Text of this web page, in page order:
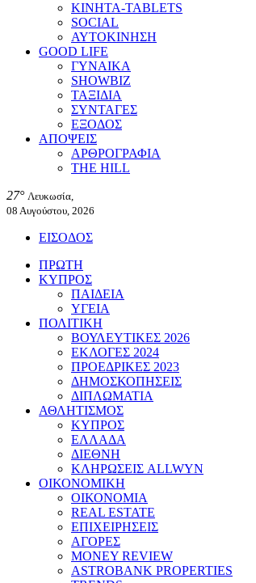
ΚΙΝΗΤΑ-TABLETS
SOCIAL
ΑΥΤΟΚΙΝΗΣΗ
GOOD LIFE
ΓΥΝΑΙΚΑ
SHOWBIZ
ΤΑΞΙΔΙΑ
ΣΥΝΤΑΓΕΣ
ΕΞΟΔΟΣ
ΑΠΟΨΕΙΣ
ΑΡΘΡΟΓΡΑΦΙΑ
THE HILL
27° Λευκωσία,
08 Αυγούστου, 2026
ΕΙΣΟΔΟΣ
ΠΡΩΤΗ
ΚΥΠΡΟΣ
ΠΑΙΔΕΙΑ
ΥΓΕΙΑ
ΠΟΛΙΤΙΚΗ
ΒΟΥΛΕΥΤΙΚΕΣ 2026
ΕΚΛΟΓΕΣ 2024
ΠΡΟΕΔΡΙΚΕΣ 2023
ΔΗΜΟΣΚΟΠΗΣΕΙΣ
ΔΙΠΛΩΜΑΤΙΑ
ΑΘΛΗΤΙΣΜΟΣ
ΚΥΠΡΟΣ
ΕΛΛΑΔΑ
ΔΙΕΘΝΗ
ΚΛΗΡΩΣΕΙΣ ALLWYN
ΟΙΚΟΝΟΜΙΚΗ
ΟΙΚΟΝΟΜΙΑ
REAL ESTATE
ΕΠΙΧΕΙΡΗΣΕΙΣ
ΑΓΟΡΕΣ
MONEY REVIEW
ASTROBANK PROPERTIES